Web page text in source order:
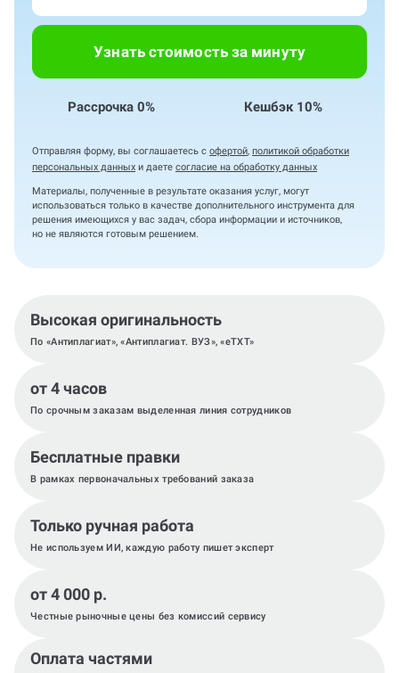
Узнать стоимость за минуту
Рассрочка 0% Кешбэк 10%
Отправляя форму, вы соглашаетесь с офертой, политикой обработки
персональных данных и даете согласие на обработку данных
Материалы, полученные в результате оказания услуг, могут
использоваться только в качестве дополнительного инструмента для
решения имеющихся у вас задач, сбора информации и источников,
но не являются готовым решением.
Высокая оригинальность
По «Антиплагиат», «Антиплагиат. ВУЗ», «eTXT»
от 4 часов
По срочным заказам выделенная линия сотрудников
Бесплатные правки
В рамках первоначальных требований заказа
Только ручная работа
Не используем ИИ, каждую работу пишет эксперт
от 4 000 р.
Честные рыночные цены без комиссий сервису
Оплата частями